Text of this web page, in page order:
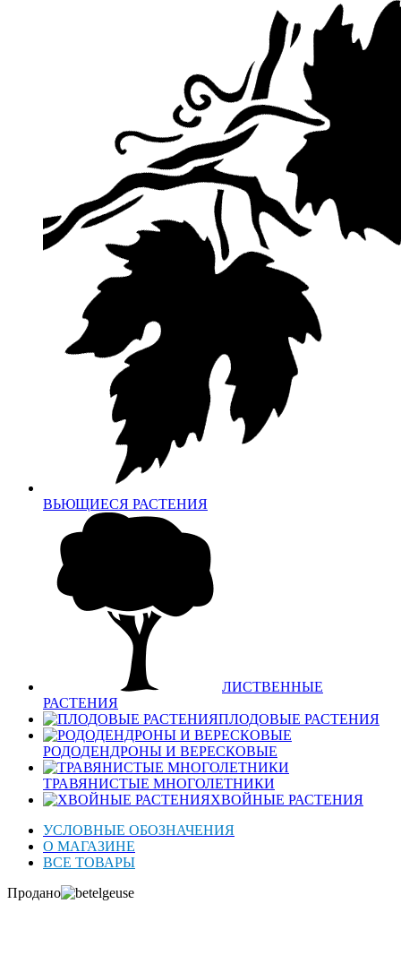
ВЬЮЩИЕСЯ РАСТЕНИЯ
ЛИСТВЕННЫЕ
РАСТЕНИЯ
ПЛОДОВЫЕ РАСТЕНИЯ
РОДОДЕНДРОНЫ И ВЕРЕСКОВЫЕ
ТРАВЯНИСТЫЕ МНОГОЛЕТНИКИ
ХВОЙНЫЕ РАСТЕНИЯ
УСЛОВНЫЕ ОБОЗНАЧЕНИЯ
О МАГАЗИНЕ
ВСЕ ТОВАРЫ
Продано